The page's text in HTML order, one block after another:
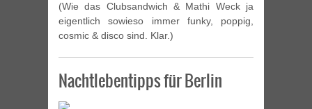
(Wie das Clubsandwich & Mathi Weck ja
eigentlich sowieso immer funky, poppig,
cosmic & disco sind. Klar.)
Nachtlebentipps für Berlin